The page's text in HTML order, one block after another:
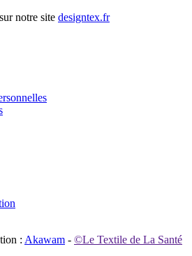
notre site designtex.fr
: Akawam - ©Le Textile de La Santé